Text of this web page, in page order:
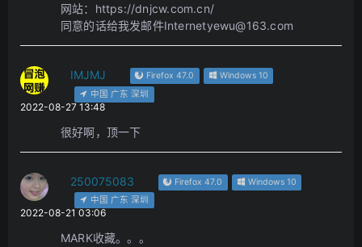
网站：https://dnjcw.com.cn/
同意的话给我发邮件Internetyewu@163.com
IMJMJ Firefox 47.0
Windows 10
中国 广东 深圳
2022-08-27 13:48
很好啊，顶一下
250075083 Firefox 47.0
Windows 10
中国 广东 深圳
2022-08-21 03:06
MARK收藏。。。